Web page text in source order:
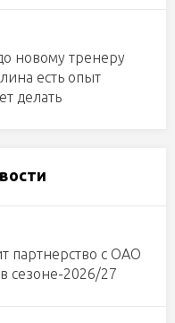
новому тренеру
есть опыт
делать
партнерство с ОАО
сезоне-2026/27